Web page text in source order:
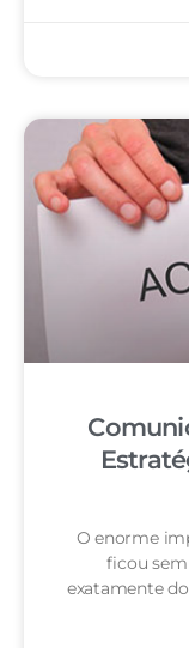
O enorme
ficou sem
exatamente